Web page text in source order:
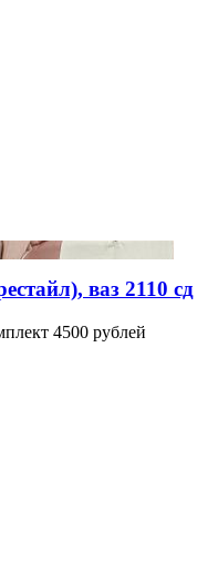
ваз 2110 сд
4500 рублей